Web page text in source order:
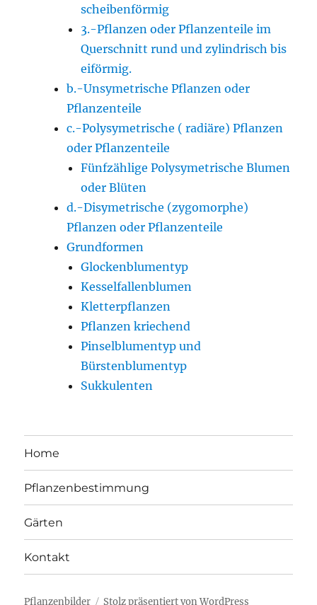
scheibenförmig
3.-Pflanzen oder Pflanzenteile im
Querschnitt rund und zylindrisch bis
eiförmig.
b.-Unsymetrische Pflanzen oder
Pflanzenteile
c.-Polysymetrische ( radiäre) Pflanzen
oder Pflanzenteile
Fünfzählige Polysymetrische Blumen
oder Blüten
d.-Disymetrische (zygomorphe)
Pflanzen oder Pflanzenteile
Grundformen
Glockenblumentyp
Kesselfallenblumen
Kletterpflanzen
Pflanzen kriechend
Pinselblumentyp und
Bürstenblumentyp
Sukkulenten
Home
Pflanzenbestimmung
Gärten
Kontakt
Pflanzenbilder Stolz präsentiert von WordPress